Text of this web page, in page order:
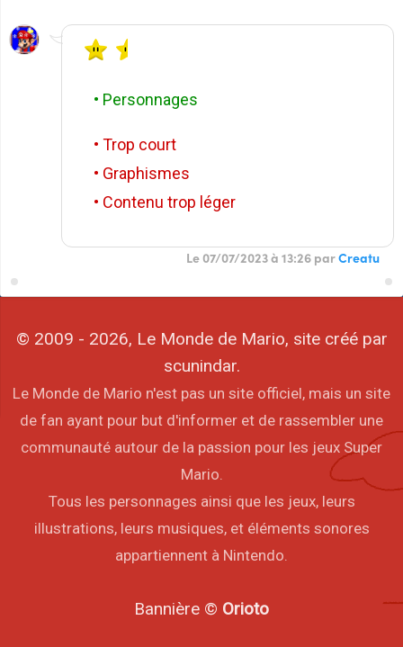
• Personnages
• Trop court
• Graphismes
• Contenu trop léger
Le 07/07/2023 à 13:26 parCreatu
© 2009 - 2026, Le Monde de Mario, site créé par
scunindar.
Le Monde de Mario n'est pas un site officiel, mais un site
de fan ayant pour but d'informer et de rassembler une
communauté autour de la passion pour les jeux Super
Mario.
Tous les personnages ainsi que les jeux, leurs
illustrations, leurs musiques, et éléments sonores
appartiennent à Nintendo.
Bannière © Orioto